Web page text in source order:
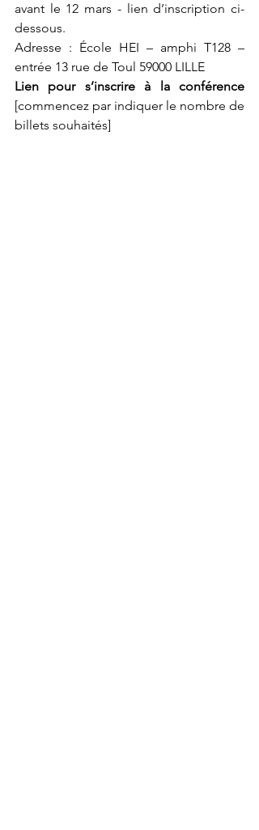
avant le 12 mars - lien d’inscription ci-
dessous.
Adresse : École HEI – amphi T128 –
entrée 13 rue de Toul 59000 LILLE
Lien pour s’inscrire à la conférence
[commencez par indiquer le nombre de
billets souhaités]